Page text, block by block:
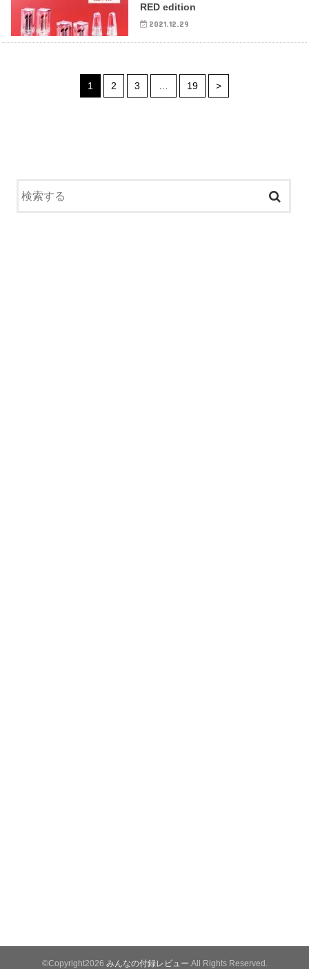
RED edition
2021.12.29
1 2 3 … 19 >
©Copyright2026 みんなの付録レビュー .All Rights Reserved.